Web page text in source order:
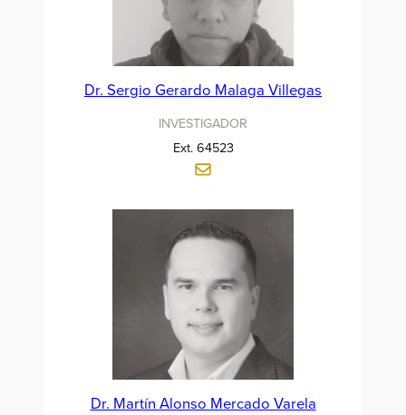
Dr. Sergio Gerardo Malaga Villegas
INVESTIGADOR
Ext. 64523
Dr. Martín Alonso Mercado Varela